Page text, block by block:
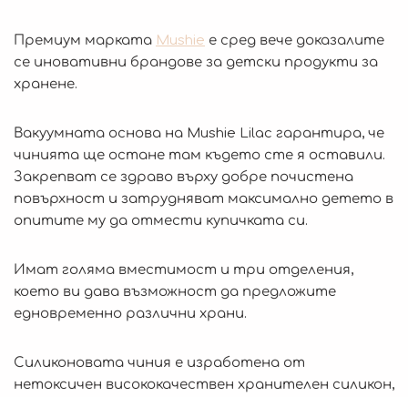
Премиум марката Mushie е сред вече доказалите
се иновативни брандове за детски продукти за
хранене.
Вакуумната основа на Mushie Lilac гарантира, че
чинията ще остане там където сте я оставили.
Закрепват се здраво върху добре почистена
повърхност и затрудняват максимално детето в
опитите му да отмести купичката си.
Имат голяма вместимост и три отделения,
което ви дава възможност да предложите
едновременно различни храни.
Силиконовата чиния е изработена от
нетоксичен висококачествен хранителен силикон,